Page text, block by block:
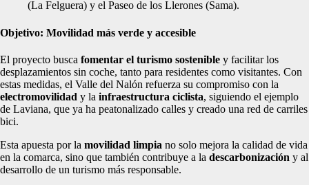
(La Felguera) y el Paseo de los Llerones (Sama).
Objetivo: Movilidad más verde y accesible
El proyecto busca fomentar el turismo sostenible y facilitar los
desplazamientos sin coche, tanto para residentes como visitantes. Con
estas medidas, el Valle del Nalón refuerza su compromiso con la
electromovilidad y la infraestructura ciclista, siguiendo el ejemplo
de Laviana, que ya ha peatonalizado calles y creado una red de carriles
bici.
Esta apuesta por la movilidad limpia no solo mejora la calidad de vida
en la comarca, sino que también contribuye a la descarbonización y al
desarrollo de un turismo más responsable.